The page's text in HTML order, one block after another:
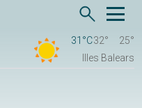
31°C32°
25°
Illes Balears